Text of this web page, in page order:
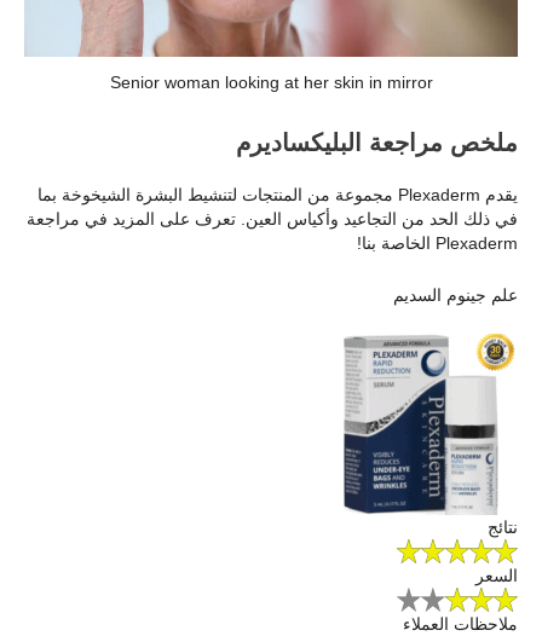
Senior woman looking at her skin in mirror
ملخص مراجعة البليكساديرم
يقدم Plexaderm مجموعة من المنتجات لتنشيط البشرة الشيخوخة بما
في ذلك الحد من التجاعيد وأكياس العين. تعرف على المزيد في مراجعة
Plexaderm الخاصة بنا!
علم جينوم السديم
نتائج
السعر
ملاحظات العملاء